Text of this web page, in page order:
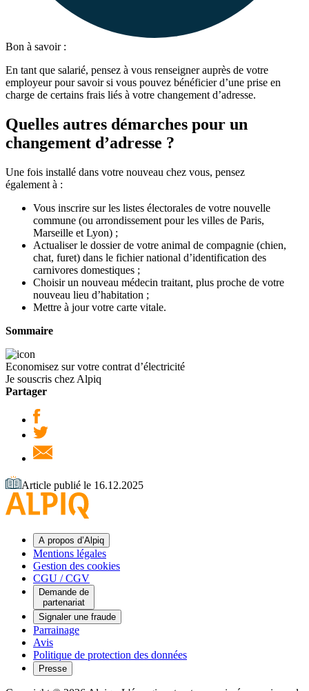
Bon à savoir :
En tant que salarié, pensez à vous renseigner auprès de votre
employeur pour savoir si vous pouvez bénéficier d’une prise en
charge de certains frais liés à votre changement d’adresse.
Quelles autres démarches pour un
changement d’adresse ?
Une fois installé dans votre nouveau chez vous, pensez
également à :
Vous inscrire sur les listes électorales de votre nouvelle
commune (ou arrondissement pour les villes de Paris,
Marseille et Lyon) ;
Actualiser le dossier de votre animal de compagnie (chien,
chat, furet) dans le fichier national d’identification des
carnivores domestiques ;
Choisir un nouveau médecin traitant, plus proche de votre
nouveau lieu d’habitation ;
Mettre à jour votre carte vitale.
Sommaire
Economisez sur votre contrat d’électricité
Je souscris chez Alpiq
Partager
Article publié le 16.12.2025
A propos d’Alpiq
Mentions légales
Gestion des cookies
CGU / CGV
Demande de
partenariat
Signaler une fraude
Parrainage
Avis
Politique de protection des données
Presse